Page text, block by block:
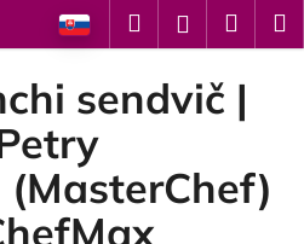
Hľadať
sendvič |